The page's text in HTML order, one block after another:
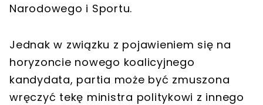
Narodowego i Sportu.
Jednak w związku z pojawieniem się na
horyzoncie nowego koalicyjnego
kandydata, partia może być zmuszona
wręczyć tekę ministra politykowi z innego